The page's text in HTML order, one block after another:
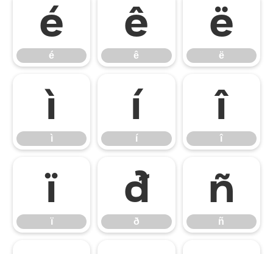
é
é
ê
ê
ë
ë
ì
ì
í
í
î
î
ï
ï
ð
ð
ñ
ñ